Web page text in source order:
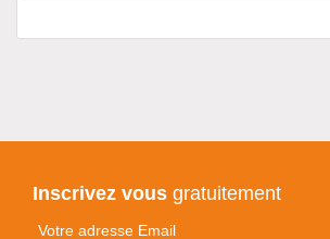
Inscrivez vous gratuitement